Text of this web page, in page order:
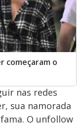
começaram o
nas redes
sua namorada
O unfollow